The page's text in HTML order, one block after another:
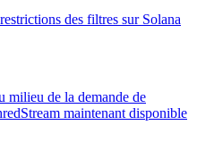
des filtres sur Solana
milieu de la demande de
maintenant disponible